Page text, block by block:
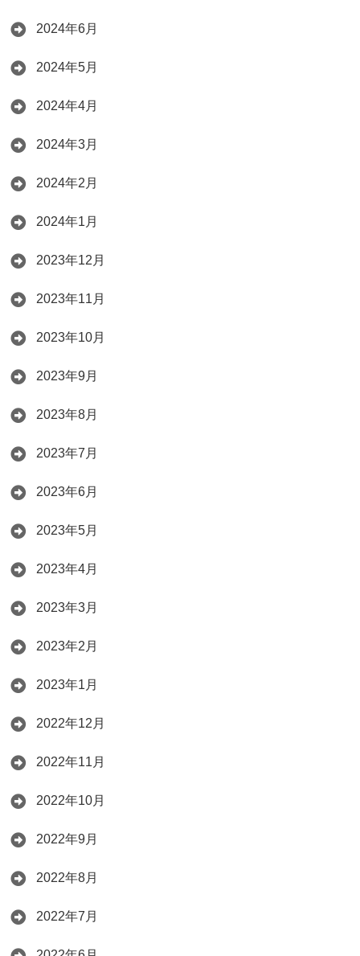
2024年6月
2024年5月
2024年4月
2024年3月
2024年2月
2024年1月
2023年12月
2023年11月
2023年10月
2023年9月
2023年8月
2023年7月
2023年6月
2023年5月
2023年4月
2023年3月
2023年2月
2023年1月
2022年12月
2022年11月
2022年10月
2022年9月
2022年8月
2022年7月